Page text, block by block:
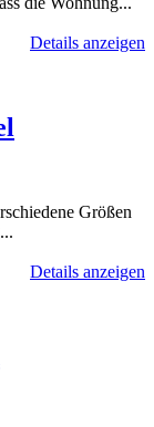
Details anzeigen
Größen
Details anzeigen